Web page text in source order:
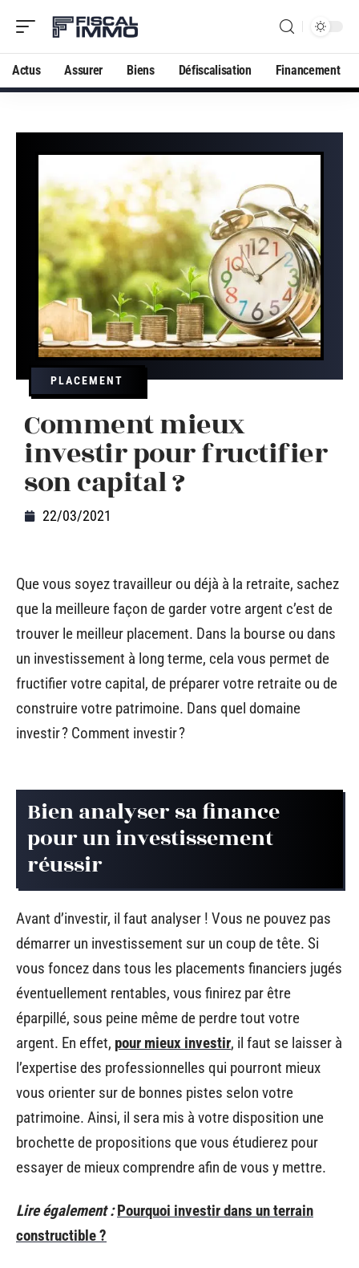
Actus Assurer Biens Défiscalisation Financement
PLACEMENT
Comment mieux
investir pour fructifier
son capital ?
22/03/2021
Que vous soyez travailleur ou déjà à la retraite, sachez
que la meilleure façon de garder votre argent c’est de
trouver le meilleur placement. Dans la bourse ou dans
un investissement à long terme, cela vous permet de
fructifier votre capital, de préparer votre retraite ou de
construire votre patrimoine. Dans quel domaine
investir ? Comment investir ?
Bien analyser sa finance
pour un investissement
réussir
Avant d’investir, il faut analyser ! Vous ne pouvez pas
démarrer un investissement sur un coup de tête. Si
vous foncez dans tous les placements financiers jugés
éventuellement rentables, vous finirez par être
éparpillé, sous peine même de perdre tout votre
argent. En effet, pour mieux investir, il faut se laisser à
l’expertise des professionnelles qui pourront mieux
vous orienter sur de bonnes pistes selon votre
patrimoine. Ainsi, il sera mis à votre disposition une
brochette de propositions que vous étudierez pour
essayer de mieux comprendre afin de vous y mettre.
Lire également : Pourquoi investir dans un terrain
constructible ?